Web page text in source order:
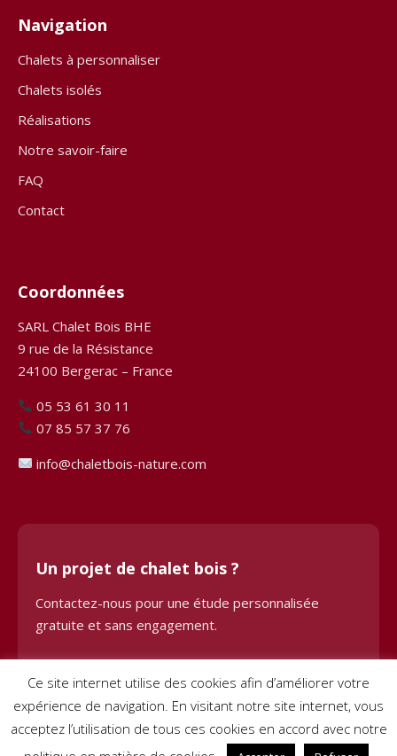
Navigation
Chalets à personnaliser
Chalets isolés
Réalisations
Notre savoir-faire
FAQ
Contact
Coordonnées
SARL Chalet Bois BHE
9 rue de la Résistance
24100 Bergerac – France
05 53 61 30 11
07 85 57 37 76
info@chaletbois-nature.com
Un projet de chalet bois ?
Contactez-nous pour une étude personnalisée
gratuite et sans engagement.
Demander une étude
Ce site internet utilise des cookies afin d’améliorer votre
expérience de navigation. En visitant notre site internet, vous
acceptez l’utilisation de tous ces cookies en accord avec notre